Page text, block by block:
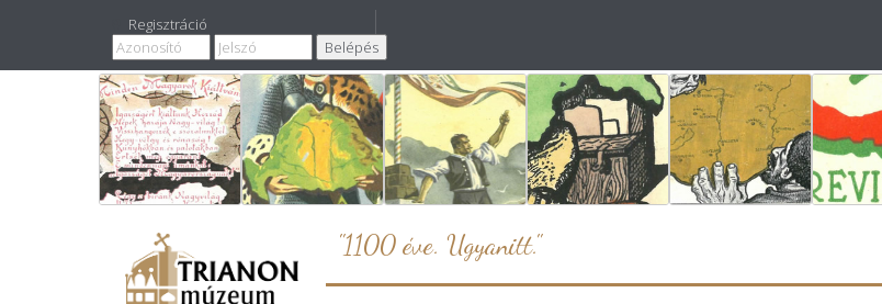
Regisztráció
"1100 éve. Ugyanitt."